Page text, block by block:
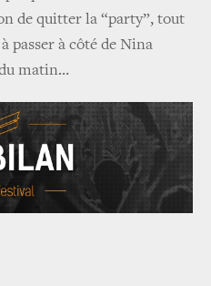
de quitter la “party”, tout
passer à côté de Nina
matin…